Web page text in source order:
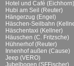
Hotel und Café (Eichhorn)
Hubi am Seil (Reuter)
Hängerzug (Engel)
Häschen-Seilbahn
Häschentaxi (Kellner)
Häuschen (C. Fritzsche)
Hühnerhof (Reuter)
Innenhof außen (Cause)
Jeep (VERO)
Jubelbogen (SFFischer)